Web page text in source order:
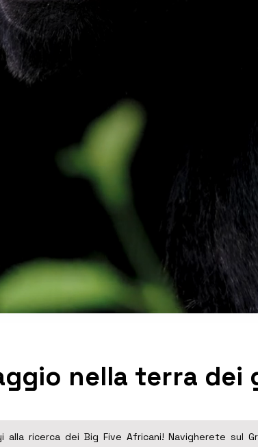
alla ricerca dei Big Five Africani! Navigherete sul
nella terra dei